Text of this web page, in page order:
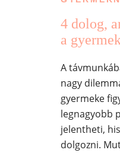
4 dolog,
a
A
nagy
gyermeke
legnagyobb
jelentheti,
dolgozni.